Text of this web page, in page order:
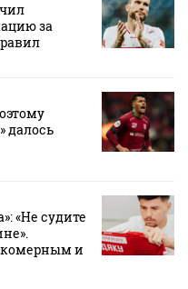
за
далось
«Не судите
и